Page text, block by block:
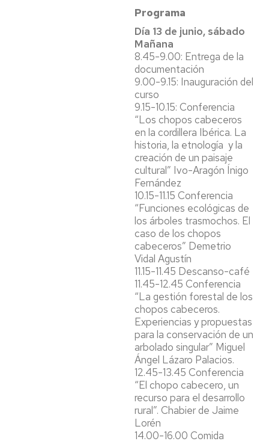
Programa
Día 13 de junio, sábado
Mañana
8.45-9.00: Entrega de la
documentación
9.00-9.15: Inauguración del
curso
9.15-10.15: Conferencia
“Los chopos cabeceros
en la cordillera Ibérica. La
historia, la etnología y la
creación de un paisaje
cultural” Ivo-Aragón Ínigo
Fernández
10.15-11.15 Conferencia
“Funciones ecológicas de
los árboles trasmochos. El
caso de los chopos
cabeceros” Demetrio
Vidal Agustín
11.15-11.45 Descanso-café
11.45-12.45 Conferencia
“La gestión forestal de los
chopos cabeceros.
Experiencias y propuestas
para la conservación de un
arbolado singular” Miguel
Ángel Lázaro Palacios.
12.45-13.45 Conferencia
“El chopo cabecero, un
recurso para el desarrollo
rural”. Chabier de Jaime
Lorén
14.00-16.00 Comida